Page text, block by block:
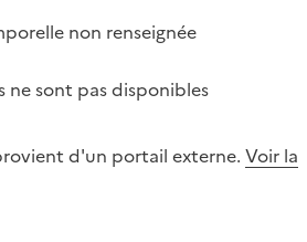
non renseignée
ne sont pas disponibles
d'un portail externe. Voir la